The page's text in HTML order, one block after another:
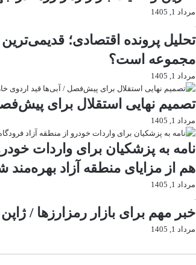
مرداد 1, 1405
تحلیل پرونده اقتصادی؛
مجموعه است؟
مرداد 1, 1405
تصمیم نهایی استقلال برای
مرداد 1, 1405
نامه به پزشکیان برای واردات
هم از مزایای منطقه آزاد بهره‌مند
مرداد 1, 1405
خبر مهم برای بازار رمزارزها /
مرداد 1, 1405